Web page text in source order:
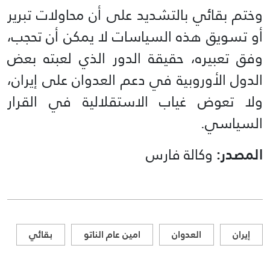
وختم بقائي بالتشديد على أن محاولات تبرير
أو تسويق هذه السياسات لا يمكن أن تحجب،
وفق تعبيره، حقيقة الدور الذي لعبته بعض
الدول الأوروبية في دعم العدوان على إيران،
ولا تعوض غياب الاستقلالية في القرار
السياسي.
المصدر: وكالة فارس
إيران العدوان امين عام الناتو بقائي